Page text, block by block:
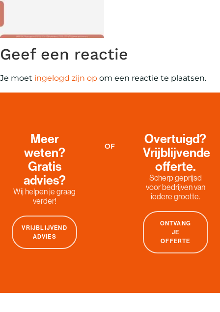
Geef een reactie
Je moet ingelogd zijn op om een reactie te plaatsen.
Meer
weten?
Gratis
advies?
Wij helpen je graag
verder!
VRIJBLIJVEND
ADVIES
OF
Overtuigd?
Vrijblijvende
offerte.
Scherp geprijsd
voor bedrijven van
iedere grootte.
ONTVANG
JE
OFFERTE